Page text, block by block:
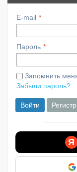
E-mail
Пароль
Запомнить
Забыли пароль?
Войти
Я